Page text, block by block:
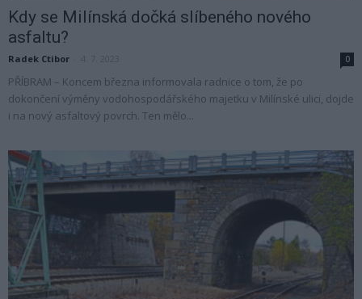
Kdy se Milínská dočká slíbeného nového
asfaltu?
Radek Ctibor 0
PŘÍBRAM – Koncem března informovala radnice o tom, že po
dokončení výměny vodohospodářského majetku v Milínské ulici, dojde
i na nový asfaltový povrch. Ten mělo...